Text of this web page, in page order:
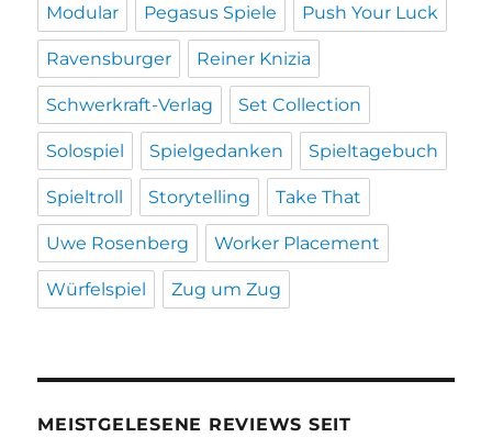
Modular Pegasus Spiele Push Your Luck
Ravensburger Reiner Knizia
Schwerkraft-Verlag Set Collection
Solospiel Spielgedanken Spieltagebuch
Spieltroll Storytelling Take That
Uwe Rosenberg Worker Placement
Würfelspiel Zug um Zug
MEISTGELESENE REVIEWS SEIT